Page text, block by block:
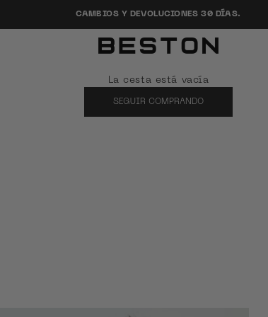
CAMBIOS Y DEVOLUCIONES 30 DÍAS.
Beston
La cesta está vacía
SEGUIR COMPRANDO